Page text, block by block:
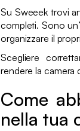
Su Sweeek trovi
completi. Sono
organizzare il
Scegliere
rendere la camera
Come
nella tua